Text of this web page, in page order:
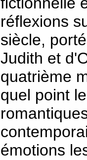
réflexions
siècle,
Judith et
quatrième
quel point
émotions